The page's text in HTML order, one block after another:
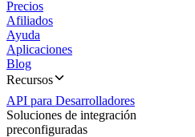
Precios
Afiliados
Ayuda
Aplicaciones
Blog
Recursos
API para Desarrolladores
Soluciones de integración
preconfiguradas